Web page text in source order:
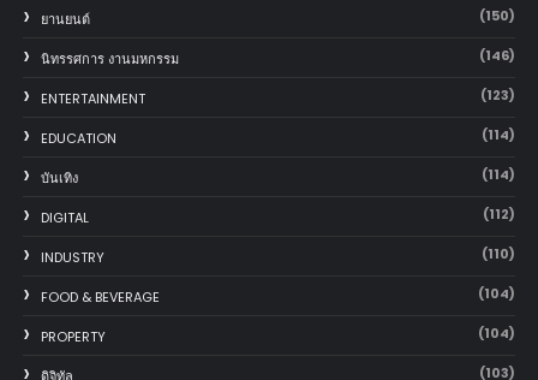
‎ยานยนต์‎ (150)
นิทรรศการ งานมหกรรม (146)
ENTERTAINMENT (123)
EDUCATION (114)
บันเทิง (114)
DIGITAL (112)
INDUSTRY (110)
FOOD & BEVERAGE (104)
PROPERTY (104)
ดิจิทัล (103)